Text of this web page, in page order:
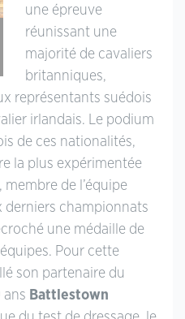
une épreuve
réunissant une
majorité de cavaliers
britanniques,
représentants suédois
irlandais. Le podium
de ces nationalités,
la plus expérimentée
, membre de l’équipe
derniers championnats
une médaille de
Pour cette
son partenaire du
ans Battlestown